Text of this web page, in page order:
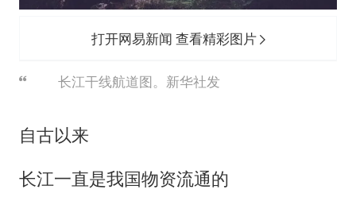
打开网易新闻 查看精彩图片
长江干线航道图。新华社发
自古以来
长江一直是我国物资流通的